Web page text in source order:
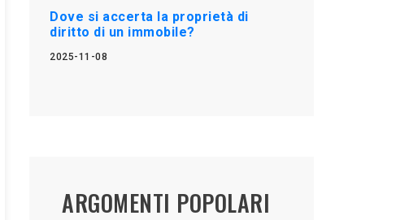
Dove si accerta la proprietà di
diritto di un immobile?
2025-11-08
ARGOMENTI POPOLARI